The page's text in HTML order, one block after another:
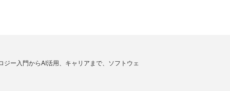
ー入門からAI活用、キャリアまで、ソフトウェ